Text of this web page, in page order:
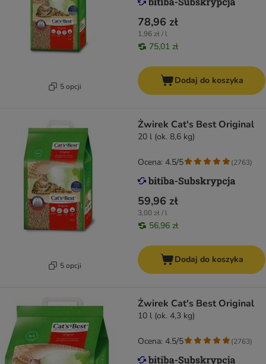
5 opcji
78,96 zł
1,96 zł / l
75,01 zł
Dodaj do koszyka
5 opcji
Żwirek Cat's Best Original
20 l (ok. 8,6 kg)
59,96 zł
3,00 zł / l
56,96 zł
Ocena: 4.5/5 (2763)
Dodaj do koszyka
Żwirek Cat's Best Original
10 l (ok. 4,3 kg)
Ocena: 4.5/5 (2763)